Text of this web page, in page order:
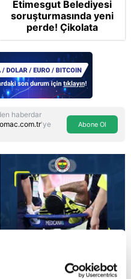
Etimesgut Belediyesi
soruşturmasında yeni
perde! Çikolata
kutusunda rüşvet ve
gizli oda iddiaları
dosyada
haberdar
'ye
Abone Ol